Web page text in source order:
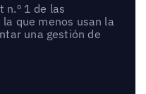
n.º 1 de las
que menos usan la
una gestión de